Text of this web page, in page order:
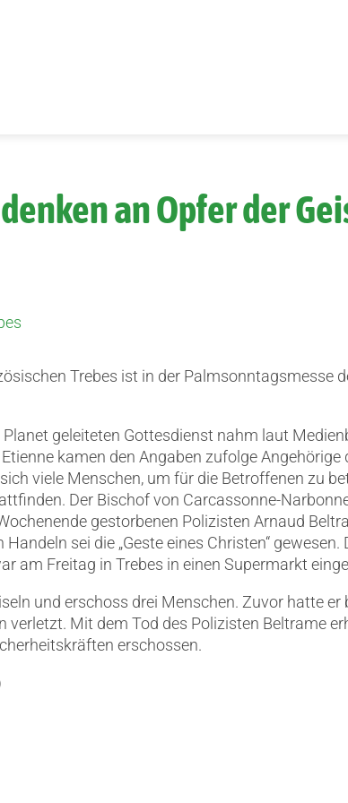
an Opfer der
Trebes ist in der Palmsonntagsmesse
geleiteten Gottesdienst nahm laut
kamen den Angaben zufolge
viele Menschen, um für die Betroffenen zu
Der Bischof von Carcassonne-
gestorbenen Polizisten Arnaud
Handeln sei die „Geste eines Christen“
am Freitag in Trebes in einen Supermarkt
und erschoss drei Menschen. Zuvor hatte
verletzt. Mit dem Tod des Polizisten Beltrame
erschossen.